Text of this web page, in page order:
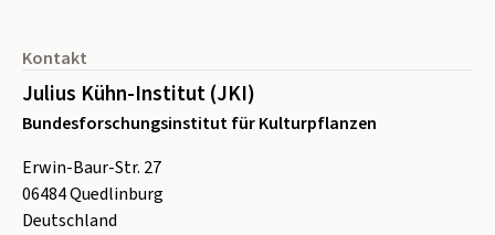
Kontakt
Julius Kühn-Institut (JKI)
Bundesforschungsinstitut für Kulturpflanzen
Erwin-Baur-Str. 27
06484Quedlinburg
Deutschland